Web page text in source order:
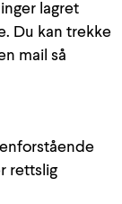
lagret
Du kan trekke
mail så
rettslig